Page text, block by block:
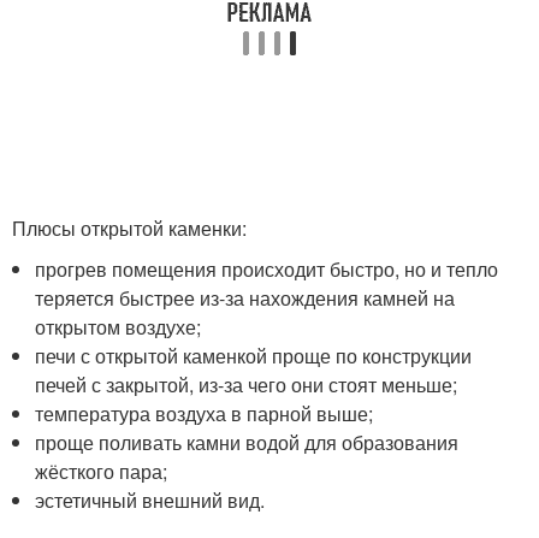
Плюсы открытой каменки:
прогрев помещения происходит быстро, но и тепло
теряется быстрее из-за нахождения камней на
открытом воздухе;
печи с открытой каменкой проще по конструкции
печей с закрытой, из-за чего они стоят меньше;
температура воздуха в парной выше;
проще поливать камни водой для образования
жёсткого пара;
эстетичный внешний вид.